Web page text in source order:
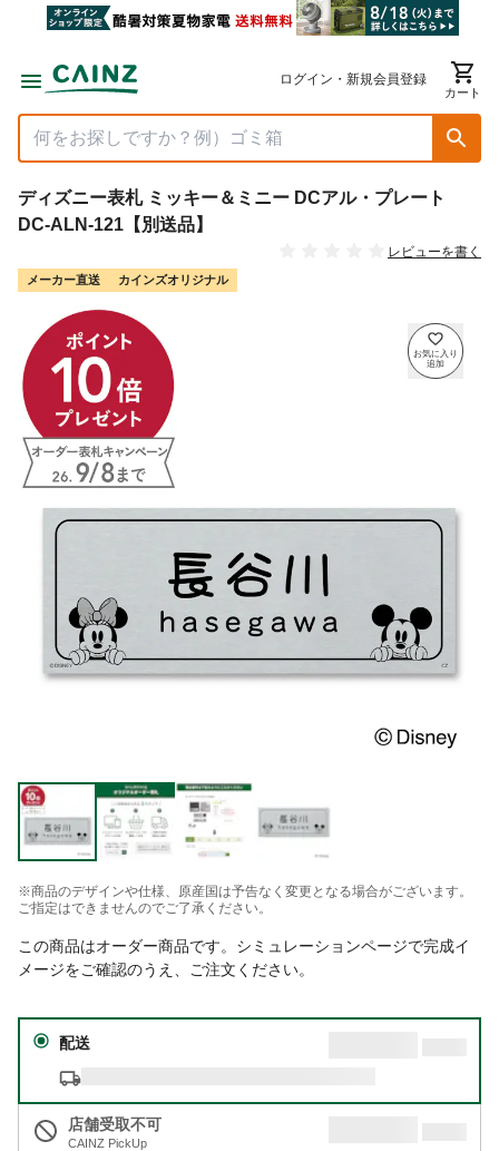
ログイン・新規会員登録
カート
ディズニー表札 ミッキー＆ミニー DCアル・プレート
DC-ALN-121【別送品】
レビューを書く
メーカー直送 カインズオリジナル
※商品のデザインや仕様、原産国は予告なく変更となる場合がございます。
ご指定はできませんのでご了承ください。
この商品はオーダー商品です。シミュレーションページで完成イ
メージをご確認のうえ、ご注文ください。
配送
店舗受取不可
CAINZ PickUp